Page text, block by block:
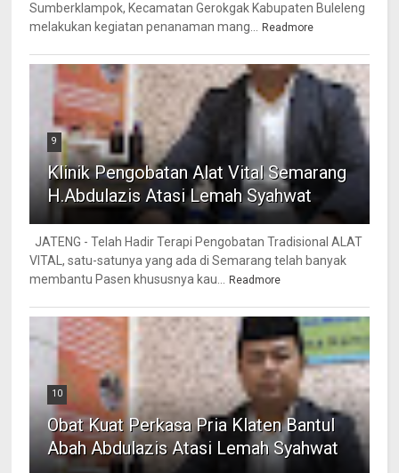
Sumberklampok, Kecamatan Gerokgak Kabupaten Buleleng
melakukan kegiatan penanaman mang...
Readmore
9
Klinik Pengobatan Alat Vital Semarang
H.Abdulazis Atasi Lemah Syahwat
JATENG - Telah Hadir Terapi Pengobatan Tradisional ALAT
VITAL, satu-satunya yang ada di Semarang telah banyak
membantu Pasen khususnya kau...
Readmore
10
Obat Kuat Perkasa Pria Klaten Bantul
Abah Abdulazis Atasi Lemah Syahwat